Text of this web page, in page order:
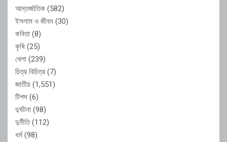
আন্তর্জাতিক (582)
ইসলাম ও জীবন (30)
কবিতা (8)
কৃষি (25)
খেলা (239)
চিত্র বিচিত্র (7)
জাতীয় (1,551)
টিপস (6)
দুর্ঘটনা (98)
দুর্নীতি(112)
ধর্ম(98)